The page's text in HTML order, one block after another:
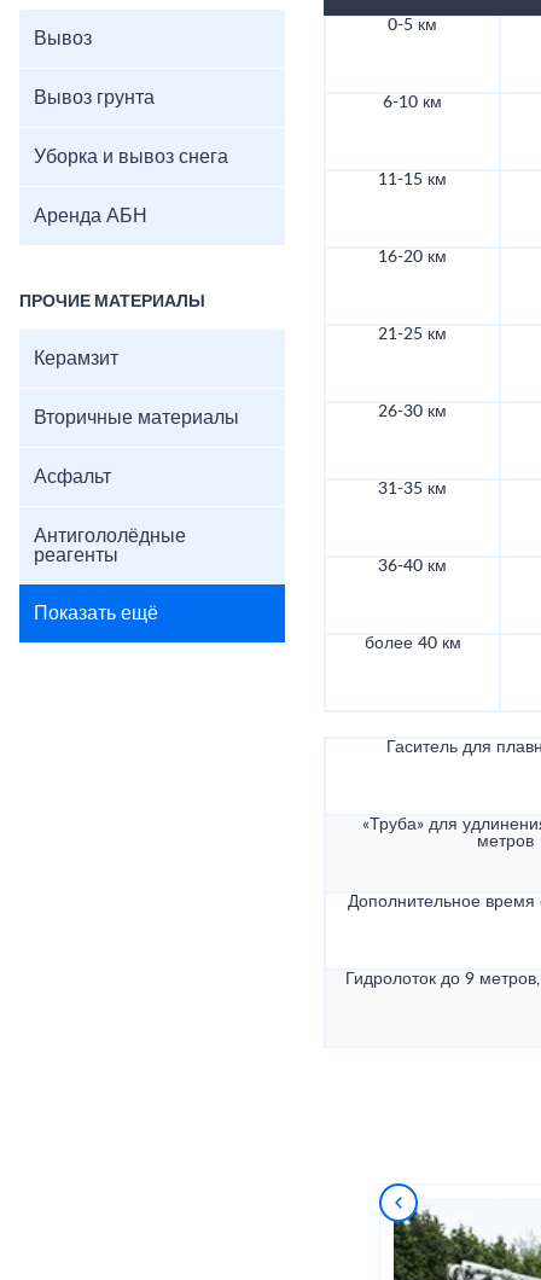
Вывоз
Вывоз грунта
Уборка и вывоз снега
Аренда АБН
ПРОЧИЕ МАТЕРИАЛЫ
Керамзит
Вторичные материалы
Асфальт
Антигололёдные
реагенты
Показать ещё
0-5 км
6-10 км
11-15 км
16-20 км
21-25 км
26-30 км
31-35 км
36-40 км
более 40 км
Гаситель для
«Труба» для
метров
Дополнительное
Гидролоток до 9